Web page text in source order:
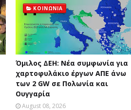
ΚΟΙΝΩΝΙΑ
Όμιλος ΔΕΗ: Νέα συμφωνία για
χαρτοφυλάκιο έργων ΑΠΕ άνω
των 2 GW σε Πολωνία και
Ουγγαρία
August 08, 2026